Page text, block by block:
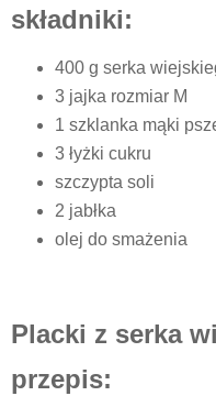
składniki:
400 g serka
3 jajka rozmiar M
1 szklanka mąki
3 łyżki cukru
szczypta soli
2 jabłka
olej do smażenia
Placki z serka
przepis: